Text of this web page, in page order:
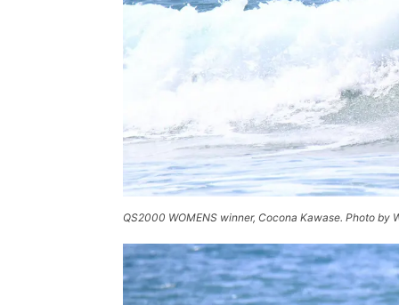
QS2000 WOMENS winner, Cocona Kawase. Photo by